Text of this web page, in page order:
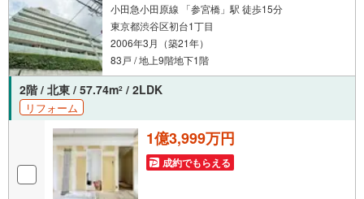
小田急小田原線 「参宮橋」駅 徒歩15分
東京都渋谷区初台1丁目
2006年3月（築21年）
83戸 / 地上9階地下1階
2階 / 北東 / 57.74m2 / 2LDK
リフォーム
1億3,999万円
成約でもらえる